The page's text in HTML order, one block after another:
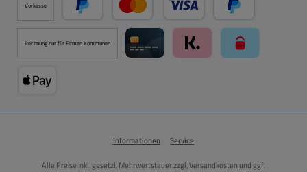
Vorkasse
PayPal Kredit- oder Debitkarte über PayPal
Später Bezahlen
Rechnung nur für Firmen Kommunen
Informationen Service
Alle Preise inkl. gesetzl. Mehrwertsteuer zzgl.Versandkosten und ggf.